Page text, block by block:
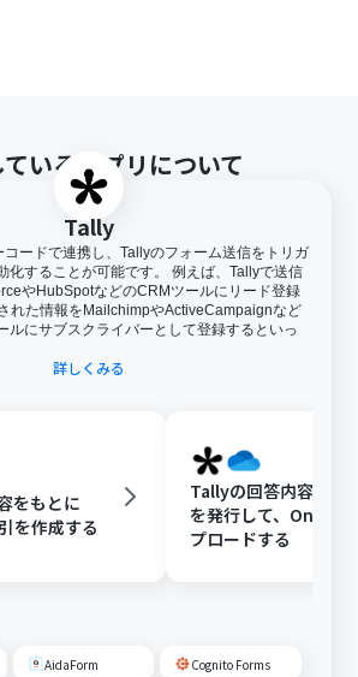
いるアプリについて
Tally
ードで連携し、Tallyのフォーム送信をトリガ
化することが可能です。 例えば、Tallyで送信
やHubSpotなどのCRMツールにリード登録
れた情報をMailchimpやActiveCampaignなど
ルにサブスクライバーとして登録するといっ
詳しくみる
をもとに
を作成する
Tallyの回答内容をも
を発行して、
プロードする
AidaForm Cognito Forms